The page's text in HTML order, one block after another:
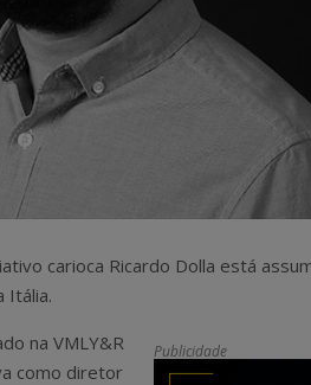
carioca Ricardo Dolla está
Itália.
Publicidade
na VMLY&R
como diretor